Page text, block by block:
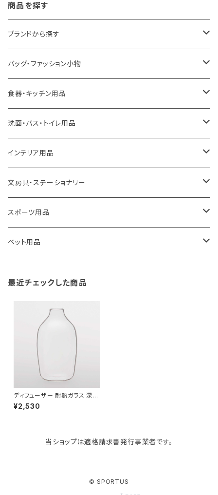
商品を探す
ブランドから探す
LOQI
ideaco
a.depeche
ROOTOTE
100percent
藤田金属
TG
KIND BAG LONDON
tower
バッグ・ファッション小物
エコバッグ
アクセサリー
トートバッグ
保冷バッグ
リュックサック
ショルダーバッグ
マザーズバッグ
パソコンケース
バッグアクセサリー
食器・キッチン用品
キッチンラック
キッチンペーパーホルダー
食器・テーブルウェア
ゴミ箱
収納用品
タオルハンガー
調理器具・調理小物
ディッシュラック
洗面・バス・トイレ用品
洗面用品
掃除・洗濯用品
トイレ用品
バス用品
インテリア用品
アイロン台
アクセサリー収納
ウェットティッシュケース
クッション・クッションカバー
玄関収納
文房具・ステーショナリー
筆記具・ペン
ノート
スポーツ用品
卓球用品
ペット用品
最近チェックした商品
ディフューザー 耐熱ガラス 深澤
直人 TG Glass Aroma Diffu
ser ティージー ガラス製 アロマ
¥2,530
当ショップは適格請求書発行事業者です。
© SPORTUS